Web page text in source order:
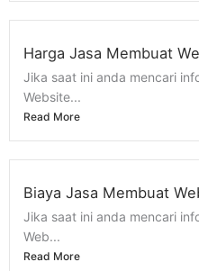
Harga Jasa Membuat
Jika saat ini anda mencari
Website...
Read More
Biaya Jasa Membuat
Jika saat ini anda mencari
Web...
Read More